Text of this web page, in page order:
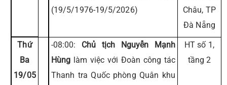
(19/5/1976-19/5/2026)
Châu, TP
Đà Nẵng
Thứ
Ba
19/05
-08:00: Chủ tịch Nguyễn Mạnh
Hùng làm việc với Đoàn công tác
Thanh tra Quốc phòng Quân khu
HT số 1,
tầng 2